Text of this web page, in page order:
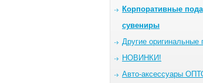
Корпоративные
сувениры
Другие оригинальные
НОВИНКИ!
Авто-аксессуары